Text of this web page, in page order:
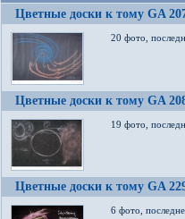
Цветные доски к тому GA
20 фото,
Цветные доски к тому GA
19 фото,
Цветные доски к тому GA
6 фото,